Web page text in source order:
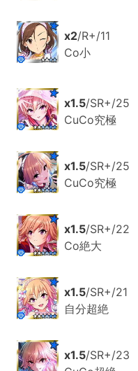
x2/R+/11
Co小
x1.5/SR+/25
CuCo究極
x1.5/SR+/25
CuCo究極
x1.5/SR+/22
Co絶大
x1.5/SR+/21
自分超絶
x1.5/SR+/23